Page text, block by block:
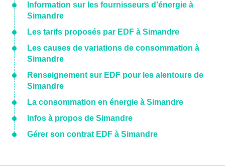
Information sur les fournisseurs d'énergie à
Simandre
Les tarifs proposés par EDF à Simandre
Les causes de variations de consommation à
Simandre
Renseignement sur EDF pour les alentours de
Simandre
La consommation en énergie à Simandre
Infos à propos de Simandre
Gérer son contrat EDF à Simandre